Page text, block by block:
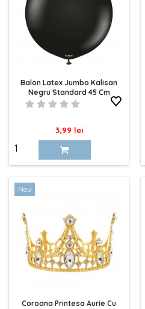
Balon Latex Jumbo Kalisan
Negru Standard 45 Cm
Pret
3,99 lei
Nou
Coroana Printesa Aurie Cu